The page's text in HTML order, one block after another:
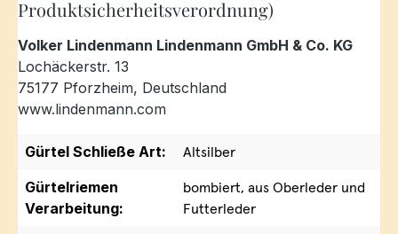
Produktsicherheitsverordnung)
Volker Lindenmann Lindenmann GmbH & Co. KG
Lochäckerstr. 13
75177 Pforzheim, Deutschland
www.lindenmann.com
Gürtel Schließe Art:
Altsilber
Gürtelriemen
Verarbeitung:
bombiert, aus Oberleder und
Futterleder